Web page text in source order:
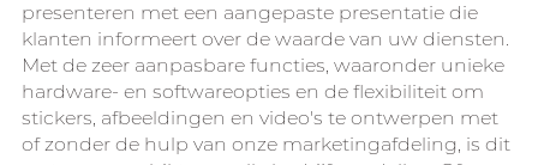
presenteren met een aangepaste presentatie die
klanten informeert over de waarde van uw diensten.
Met de zeer aanpasbare functies, waaronder unieke
hardware- en softwareopties en de flexibiliteit om
stickers, afbeeldingen en video's te ontwerpen met
of zonder de hulp van onze marketingafdeling, is dit